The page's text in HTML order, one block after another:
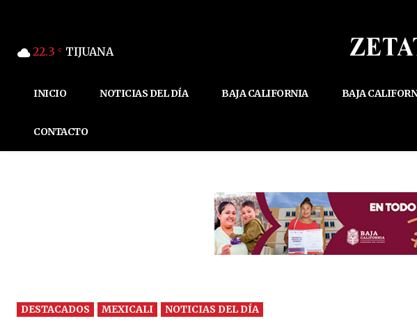
22.3 C TIJUANA
INICIO NOTICIAS DEL DÍA BAJA CALIFORNIA BAJA
CONTACTO
DESTACADOS MEXICALI NOTICIAS DEL DÍA